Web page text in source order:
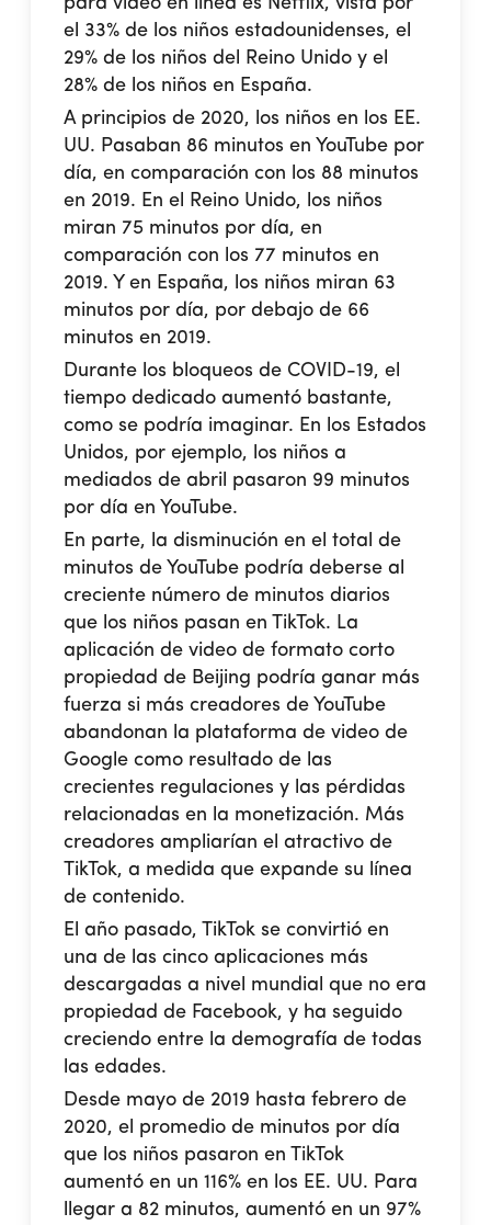
el 33% de los niños estadounidenses, el
29% de los niños del Reino Unido y el
28% de los niños en España.
A principios de 2020, los niños en los EE.
UU. Pasaban 86 minutos en YouTube por
día, en comparación con los 88 minutos
en 2019. En el Reino Unido, los niños
miran 75 minutos por día, en
comparación con los 77 minutos en
2019. Y en España, los niños miran 63
minutos por día, por debajo de 66
minutos en 2019.
Durante los bloqueos de COVID-19, el
tiempo dedicado aumentó bastante,
como se podría imaginar. En los Estados
Unidos, por ejemplo, los niños a
mediados de abril pasaron 99 minutos
por día en YouTube.
En parte, la disminución en el total de
minutos de YouTube podría deberse al
creciente número de minutos diarios
que los niños pasan en TikTok. La
aplicación de video de formato corto
propiedad de Beijing podría ganar más
fuerza si más creadores de YouTube
abandonan la plataforma de video de
Google como resultado de las
crecientes regulaciones y las pérdidas
relacionadas en la monetización. Más
creadores ampliarían el atractivo de
TikTok, a medida que expande su línea
de contenido.
El año pasado, TikTok se convirtió en
una de las cinco aplicaciones más
descargadas a nivel mundial que no era
propiedad de Facebook, y ha seguido
creciendo entre la demografía de todas
las edades.
Desde mayo de 2019 hasta febrero de
2020, el promedio de minutos por día
que los niños pasaron en TikTok
aumentó en un 116% en los EE. UU. Para
llegar a 82 minutos, aumentó en un 97%